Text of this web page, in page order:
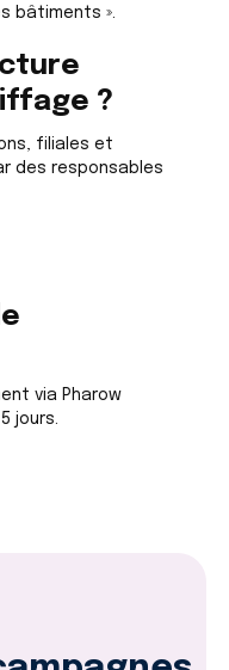
bâtiments ».
?
filiales et
des responsables
via Pharow
jours.